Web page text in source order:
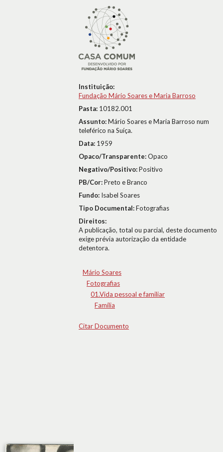
Instituição:
Fundação Mário Soares e Maria Barroso
Pasta: 10182.001
Assunto:Mário Soares e Maria Barroso num
teleférico na Suíça.
Data: 1959
Opaco/Transparente:Opaco
Negativo/Positivo:Positivo
PB/Cor:Preto e Branco
Fundo: Isabel Soares
Tipo Documental:Fotografias
Direitos:
A publicação, total ou parcial, deste documento
exige prévia autorização da entidade
detentora.
Mário Soares
Fotografias
01.Vida pessoal e familiar
Família
Citar Documento